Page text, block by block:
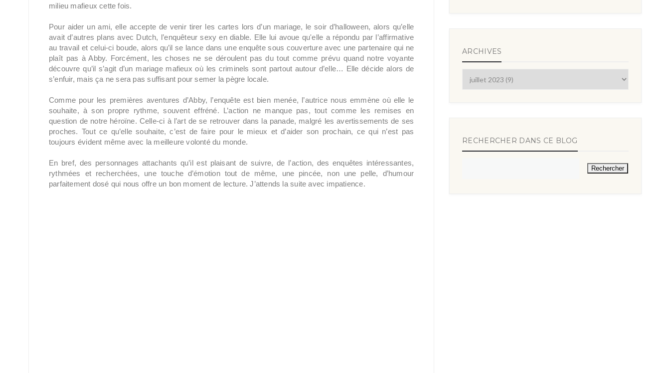
milieu mafieux cette fois.
Pour aider un ami, elle accepte de venir tirer les cartes lors d’un mariage, le soir d’halloween, alors qu’elle
avait d’autres plans avec Dutch, l’enquêteur sexy en diable. Elle lui avoue qu'elle a répondu par l’affirmative
au travail et celui-ci boude, alors qu’il se lance dans une enquête sous couverture avec une partenaire qui ne
plaît pas à Abby. Forcément, les choses ne se déroulent pas du tout comme prévu quand notre voyante
découvre qu’il s’agit d’un mariage mafieux où les criminels sont partout autour d’elle… Elle décide alors de
s’enfuir, mais ça ne sera pas suffisant pour semer la pègre locale.
Comme pour les premières aventures d’Abby, l’enquête est bien menée, l’autrice nous emmène où elle le
souhaite, à son propre rythme, souvent effréné. L’action ne manque pas, tout comme les remises en
question de notre héroïne. Celle-ci à l’art de se retrouver dans la panade, malgré les avertissements de ses
proches. Tout ce qu’elle souhaite, c’est de faire pour le mieux et d’aider son prochain, ce qui n’est pas
toujours évident même avec la meilleure volonté du monde.
En bref, des personnages attachants qu’il est plaisant de suivre, de l’action, des enquêtes intéressantes,
rythmées et recherchées, une touche d’émotion tout de même, une pincée, non une pelle, d’humour
parfaitement dosé qui nous offre un bon moment de lecture. J’attends la suite avec impatience.
ARCHIVES
RECHERCHER DANS CE BLOG